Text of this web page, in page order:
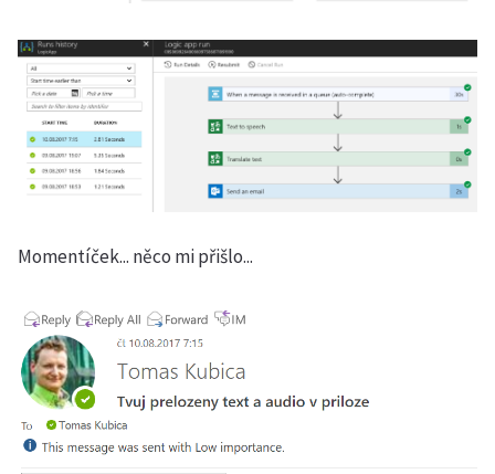
Momentíček... něco mi přišlo...